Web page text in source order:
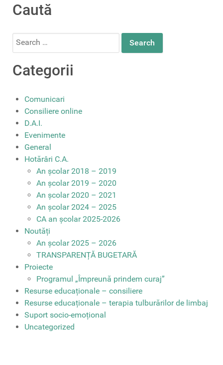
Caută
Search
Categorii
Comunicari
Consiliere online
D.A.I.
Evenimente
General
Hotărâri C.A.
An școlar 2018 – 2019
An școlar 2019 – 2020
An școlar 2020 – 2021
An școlar 2024 – 2025
CA an școlar 2025-2026
Noutăți
An școlar 2025 – 2026
TRANSPARENȚĂ BUGETARĂ
Proiecte
Programul „Împreună prindem curaj”
Resurse educaționale – consiliere
Resurse educaționale – terapia tulburărilor de limbaj
Suport socio-emoțional
Uncategorized